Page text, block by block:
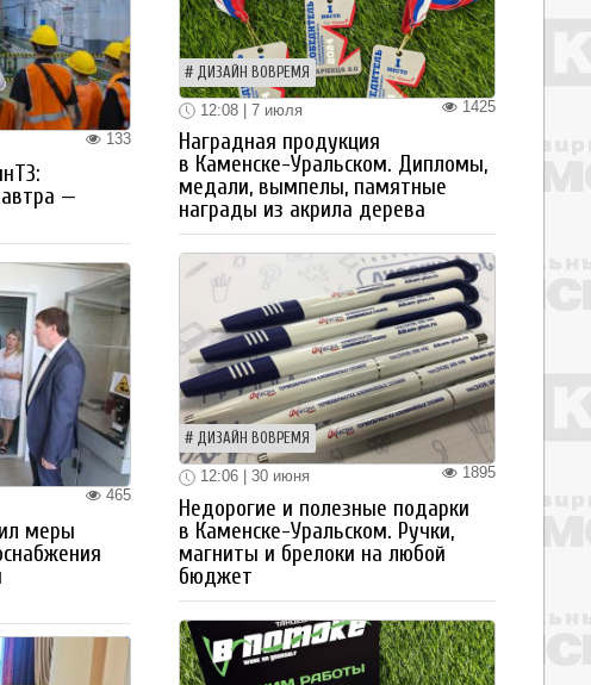
133
—
465
меры
ДИЗАЙН ВОВРЕМЯ
1425
12:08 | 7 июля
Наградная продукция
в Каменске-Уральском. Дипломы,
медали, вымпелы, памятные
награды из акрила дерева
ДИЗАЙН ВОВРЕМЯ
1895
12:06 | 30 июня
Недорогие и полезные подарки
в Каменске-Уральском. Ручки,
магниты и брелоки на любой
бюджет